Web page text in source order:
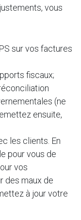
vous
sur vos factures
fiscaux;
(ne
ensuite,
les clients. En
pour vous de
vos
des maux de
à jour votre